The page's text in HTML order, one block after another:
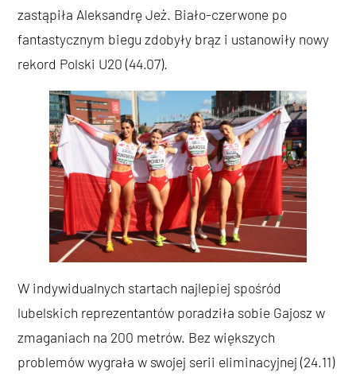
zastąpiła Aleksandrę Jeż. Biało-czerwone po
fantastycznym biegu zdobyły brąz i ustanowiły nowy
rekord Polski U20 (44.07).
W indywidualnych startach najlepiej spośród
lubelskich reprezentantów poradziła sobie Gajosz w
zmaganiach na 200 metrów. Bez większych
problemów wygrała w swojej serii eliminacyjnej (24.11)